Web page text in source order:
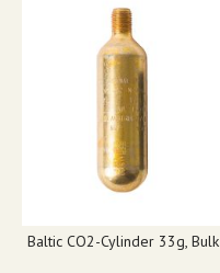
Baltic CO2-Cylinder 33g, Bulk